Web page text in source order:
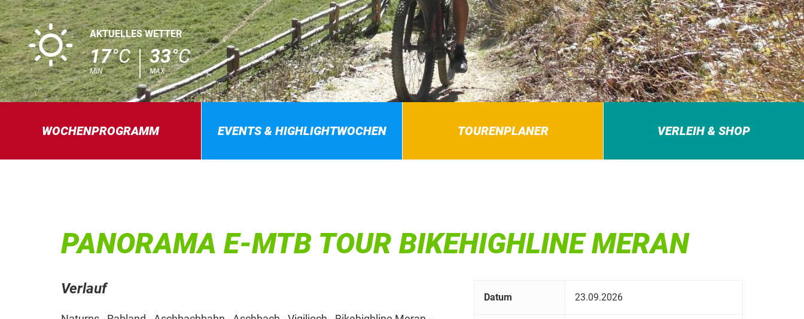
B AKTUELLES WETTER
17°C
MIN
33°C
MAX
WOCHENPROGRAMM EVENTS & HIGHLIGHTWOCHEN TOURENPLANER VERLEIH & SHOP
PANORAMA E-MTB TOUR BIKEHIGHLINE MERAN
Datum 23.09.2026
Verlauf